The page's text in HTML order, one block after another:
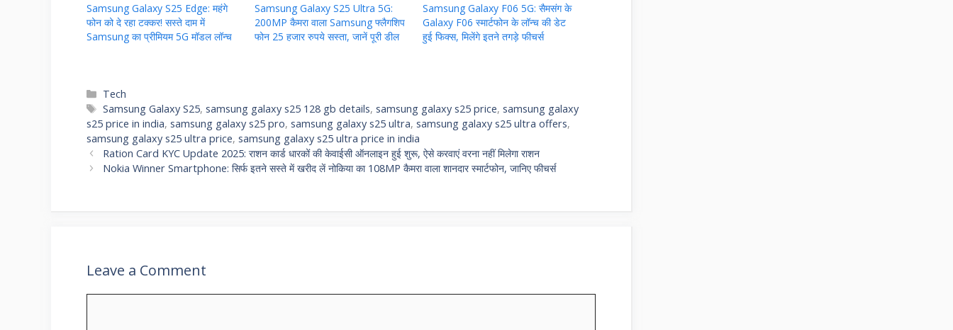
Samsung Galaxy S25 Edge: महंगे
फोन को दे रहा टक्कर! सस्ते दाम में
Samsung का प्रीमियम 5G मॉडल लॉन्च
Samsung Galaxy S25 Ultra 5G:
200MP कैमरा वाला Samsung फ्लैगशिप
फोन 25 हजार रुपये सस्ता, जानें पूरी डील
Samsung Galaxy F06 5G: सैमसंग के
Galaxy F06 स्मार्टफोन के लॉन्च की डेट
हुई फिक्स, मिलेंगे इतने तगड़े फीचर्स
Categories
Tech
Tags
Samsung Galaxy S25,samsung galaxy s25 128 gb details,samsung galaxy s25 price,samsung galaxy
s25 price in india, samsung galaxy s25 pro, samsung galaxy s25 ultra, samsung galaxy s25 ultra offers,
samsung galaxy s25 ultra price, samsung galaxy s25 ultra price in india
Ration Card KYC Update 2025: राशन कार्ड धारकों की केवाईसी ऑनलाइन हुई शुरू, ऐसे करवाएं वरना नहीं मिलेगा राशन
Nokia Winner Smartphone: सिर्फ इतने सस्ते में खरीद लें नोकिया का 108MP कैमरा वाला शानदार स्मार्टफोन, जानिए फीचर्स
Leave a Comment